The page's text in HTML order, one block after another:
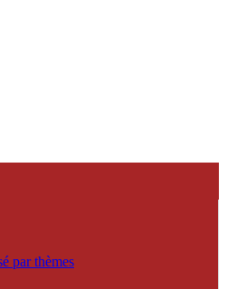
par thèmes